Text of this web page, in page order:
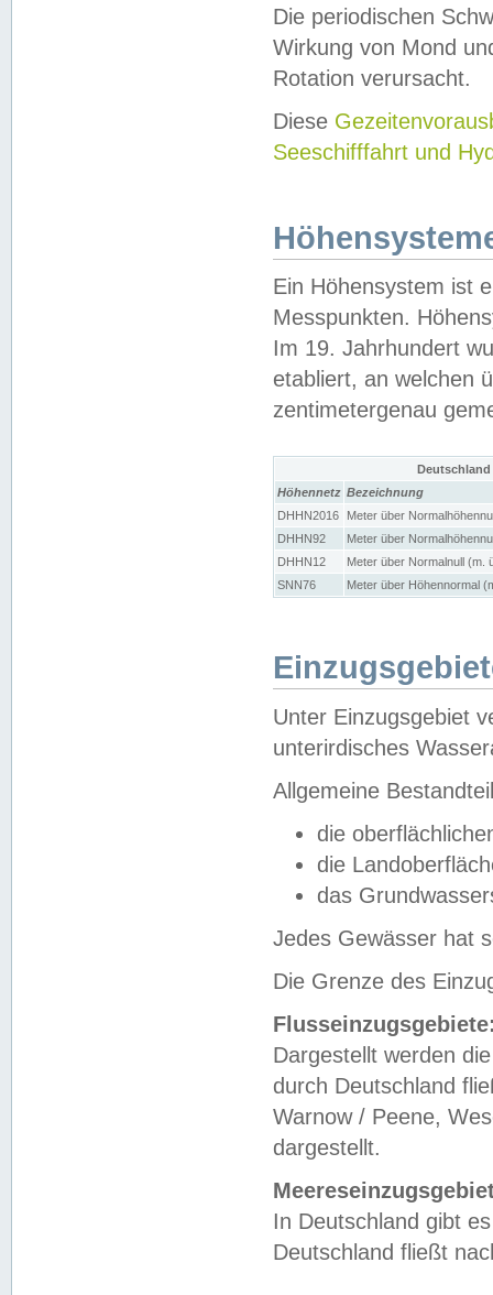
Die periodischen
Wirkung von Mond
Rotation verursacht.
Diese
Seeschifffahrt und
Ein Höhensystem ist
Messpunkten.
Im 19. Jahrhundert
etabliert, an welchen
zentimetergenau
Höhennetz Bezeichnung
DHHN2016
Meter über
DHHN92
Meter über
DHHN12
Meter über Normalnull (m.
SNN76
Meter über Höhennormal
Unter Einzugsgebiet
unterirdisches
Allgemeine
die
die
das
Jedes Gewässer hat
Die Grenze des
Dargestellt werden
durch Deutschland
Warnow / Peene,
dargestellt.
In Deutschland gibt
Deutschland fließt